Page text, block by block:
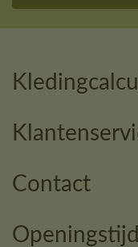
Contact